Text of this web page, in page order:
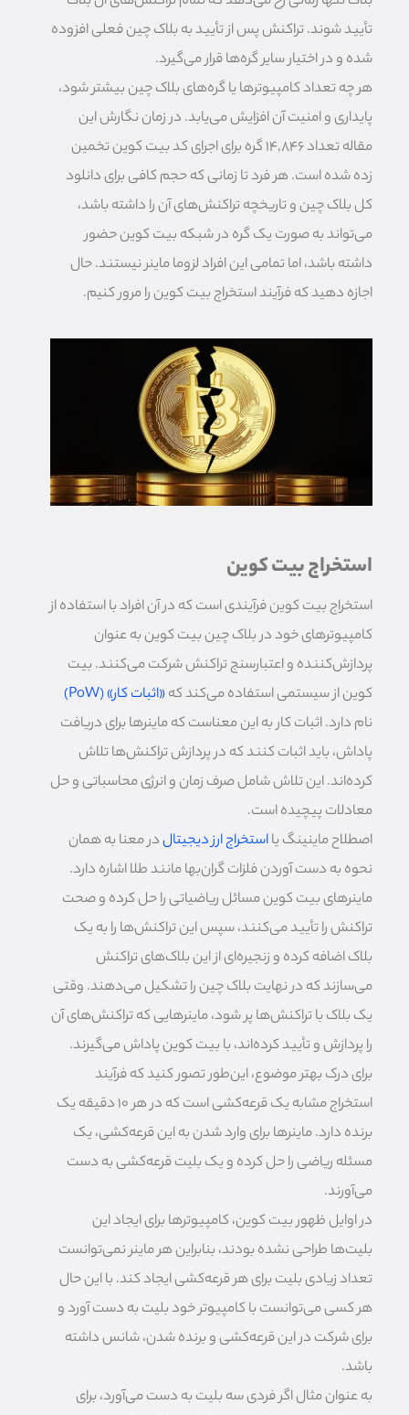
تأیید شوند. تراکنش پس از تأیید به بلاک چین فعلی افزوده
شده و در اختیار سایر گره‌ها قرار می‌گیرد.
هر چه تعداد کامپیوترها یا گره‌های بلاک چین بیشتر شود،
پایداری و امنیت آن افزایش می‌یابد. در زمان نگارش این
مقاله تعداد 14,846 گره برای اجرای کد بیت کوین تخمین
زده شده است. هر فرد تا زمانی که حجم کافی برای دانلود
کل بلاک چین و تاریخچه تراکنش‌‎های آن را داشته باشد،
می‌تواند به صورت یک گره در شبکه بیت کوین حضور
داشته باشد، اما تمامی این افراد لزوما ماینر نیستند. حال
اجازه دهید که فرآیند استخراج بیت کوین را مرور کنیم.
استخراج بیت کوین
استخراج بیت کوین فرآیندی است که در آن افراد با استفاده از
کامپیوترهای خود در بلاک چین بیت کوین به عنوان
پردازش‌کننده و اعتبارسنج تراکنش شرکت می‌کنند. بیت
کوین از سیستمی استفاده می‌کند که«اثبات کار» (PoW)
نام دارد. اثبات کار به این معناست که ماینرها برای دریافت
پاداش، باید اثبات کنند که در پردازش تراکنش‌ها تلاش
کرده‌اند. این تلاش شامل صرف زمان و انرژی محاسباتی و حل
معادلات پیچیده است.
اصطلاح ماینینگ یااستخراج ارز دیجیتالدر معنا به همان
نحوه به دست آوردن فلزات گران‌بها مانند طلا اشاره دارد.
ماینرهای بیت کوین مسائل ریاضیاتی را حل کرده و صحت
تراکنش را تأیید می‌کنند، سپس این تراکنش‌ها را به یک
بلاک اضافه کرده و زنجیره‌ای از این بلاک‌های تراکنش
می‌سازند که در نهایت بلاک چین را تشکیل می‌دهند. وقتی
یک بلاک با تراکنش‌ها پر شود، ماینرهایی که تراکنش‌های آن
را پردازش و تأیید کرده‌اند، با بیت کوین پاداش می‌گیرند.
برای درک بهتر موضوع، این‌طور تصور کنید که فرآیند
استخراج مشابه یک قرعه‌کشی است که در هر ۱۰ دقیقه یک
برنده دارد. ماینرها برای وارد شدن به این قرعه‌کشی، یک
مسئله ریاضی را حل کرده و یک بلیت قرعه‌کشی به دست
می‌آورند.
در اوایل ظهور بیت کوین، کامپیوترها برای ایجاد این
بلیت‌ها طراحی نشده بودند، بنابراین هر ماینر نمی‌توانست
تعداد زیادی بلیت برای هر قرعه‌کشی ایجاد کند. با این حال
هر کسی می‌توانست با کامپیوتر خود بلیت به دست آورد و
برای شرکت در این قرعه‌کشی و برنده شدن، شانس داشته
باشد.
به عنوان مثال اگر فردی سه بلیت به دست می‌آورد، برای